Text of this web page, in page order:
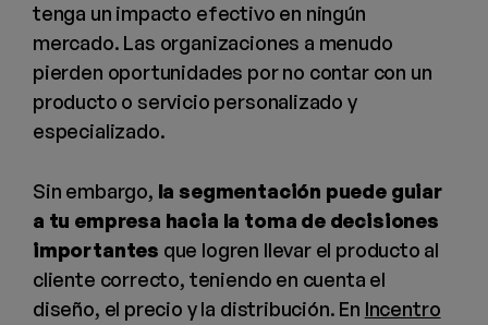
tenga un impacto efectivo en ningún
mercado. Las organizaciones a menudo
pierden oportunidades por no contar con un
producto o servicio personalizado y
especializado.
Sin embargo, la segmentación puede guiar
a tu empresa hacia la toma de decisiones
importantes que logren llevar el producto al
cliente correcto, teniendo en cuenta el
diseño, el precio y la distribución. En Incentro